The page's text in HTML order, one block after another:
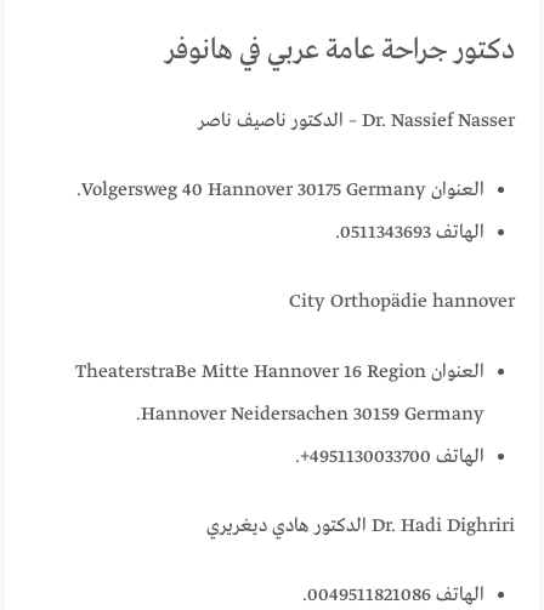
دكتور جراحة عامة عربي في هانوفر
Dr. Nassief Nasser – الدكتور ناصيف ناصر
العنوان Volgersweg 40 Hannover 30175 Germany.
الهاتف 0511343693.
City Orthopädie hannover
العنوان TheaterstraBe Mitte Hannover 16 Region
Hannover Neidersachen 30159 Germany.
الهاتف 4951130033700+.
Dr. Hadi Dighriri الدكتور هادي ديغريري
الهاتف 0049511821086.